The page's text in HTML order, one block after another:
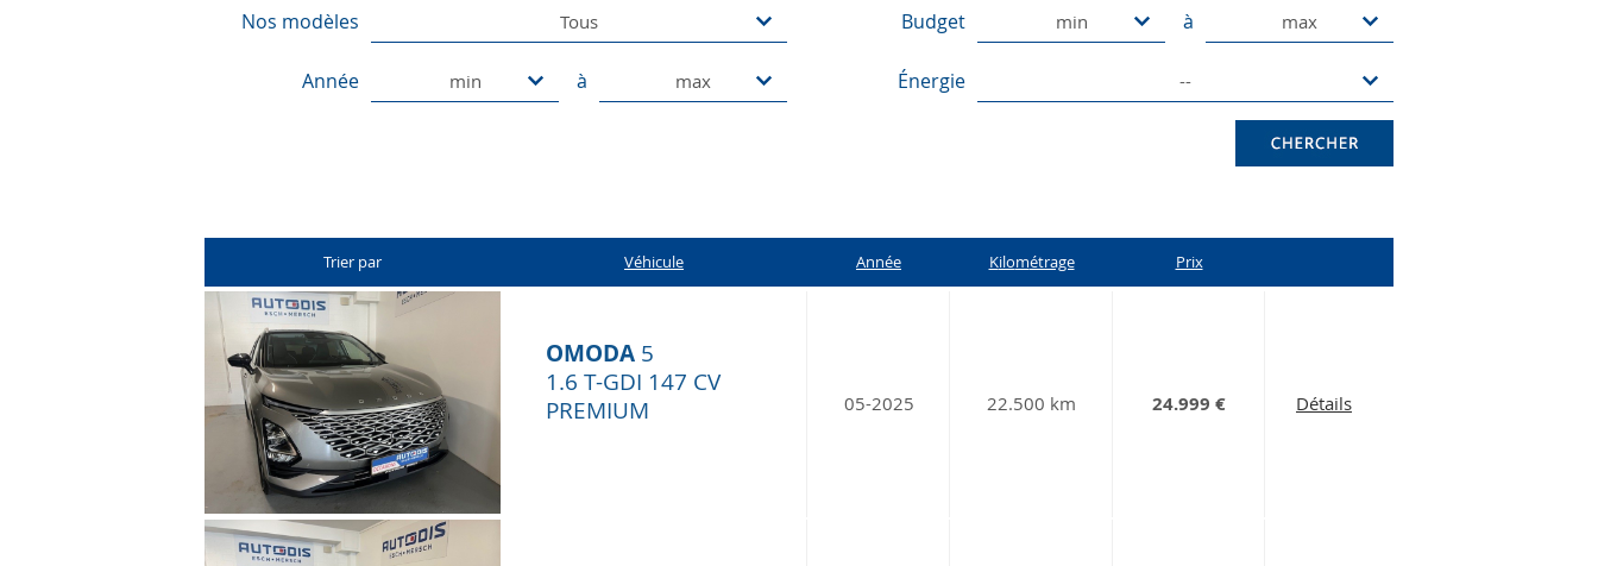
Nos modèles Tous
Année min à max
Budget min à max
Énergie --
Trier par Véhicule Année Kilométrage Prix
OMODA 5
1.6 T-GDI 147 CV
PREMIUM
05-2025 22.500 km 24.999 € Détails